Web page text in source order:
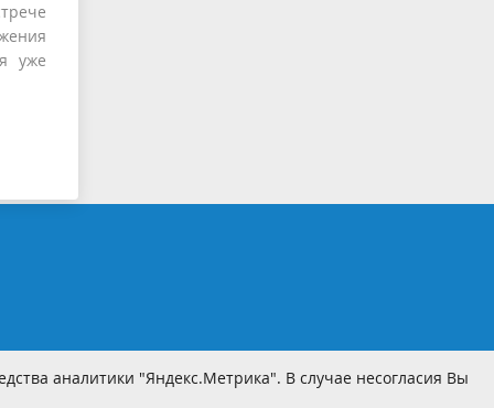
уже
аналитики "Яндекс.Метрика". В случае несогласия Вы